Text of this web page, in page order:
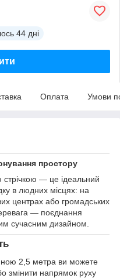
44 дні
Оплата Умови
простору
стрічкою — це ідеальний
в людних місцях: на
центрах або громадських
— поєднання
сучасним дизайном.
2,5 метра ви можете
змінити напрямок руху